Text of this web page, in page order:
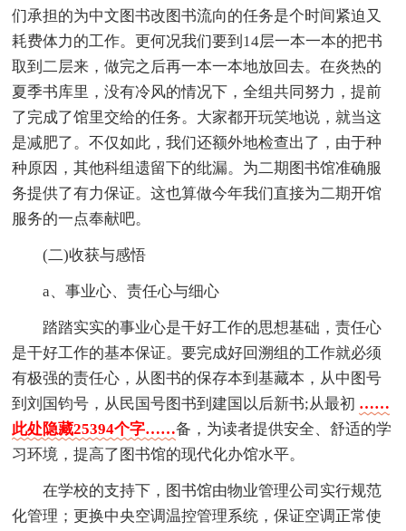
们承担的为中文图书改图书流向的任务是个时间紧迫又
耗费体力的工作。更何况我们要到14层一本一本的把书
取到二层来，做完之后再一本一本地放回去。在炎热的
夏季书库里，没有冷风的情况下，全组共同努力，提前
了完成了馆里交给的任务。大家都开玩笑地说，就当这
是减肥了。不仅如此，我们还额外地检查出了，由于种
种原因，其他科组遗留下的纰漏。为二期图书馆准确服
务提供了有力保证。这也算做今年我们直接为二期开馆
服务的一点奉献吧。
(二)收获与感悟
a、事业心、责任心与细心
踏踏实实的事业心是干好工作的思想基础，责任心
是干好工作的基本保证。要完成好回溯组的工作就必须
有极强的责任心，从图书的保存本到基藏本，从中图号
到刘国钧号，从民国号图书到建国以后新书;从最初 ……
此处隐藏25394个字……备，为读者提供安全、舒适的学
习环境，提高了图书馆的现代化办馆水平。
在学校的支持下，图书馆由物业管理公司实行规范
化管理；更换中央空调温控管理系统，保证空调正常使